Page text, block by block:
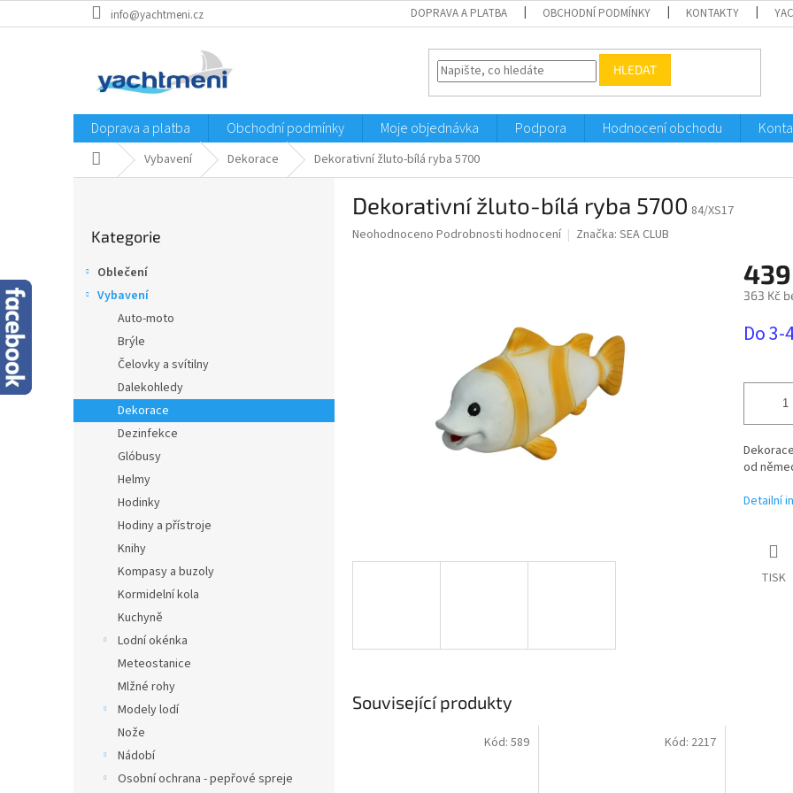
na
info@yachtmeni.cz DOPRAVA A PLATBA OBCHODNÍ PODMÍNKY KONTAKTY
HLEDAT
Doprava a platba Obchodní podmínky Moje objednávka Podpora Hodnocení obchodu
Domů Vybavení Dekorace Dekorativní žluto-bílá ryba 5700
n
e
kategorie
Kategorie
Oblečení
Vybavení
Auto-moto
Brýle
Čelovky a svítilny
Dalekohledy
Dekorace
Dezinfekce
Glóbusy
Helmy
Hodinky
Hodiny a přístroje
Knihy
Kompasy a buzoly
Kormidelní kola
Kuchyně
Lodní okénka
Meteostanice
Mlžné rohy
Modely lodí
Nože
Nádobí
Osobní ochrana - pepřové spreje
Dekorativní žluto-bílá ryba 5700 84/XS17
Průměrné
Neohodnoceno Podrobnosti hodnocení Značka: SEA CLUB
363 Kč
cena:
Do
od
Detailní
TISK
Související produkty
Kód: 589 Kód: 2217